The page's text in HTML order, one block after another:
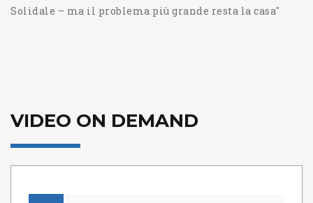
Solidale – ma il problema più grande resta la casa"
VIDEO ON DEMAND